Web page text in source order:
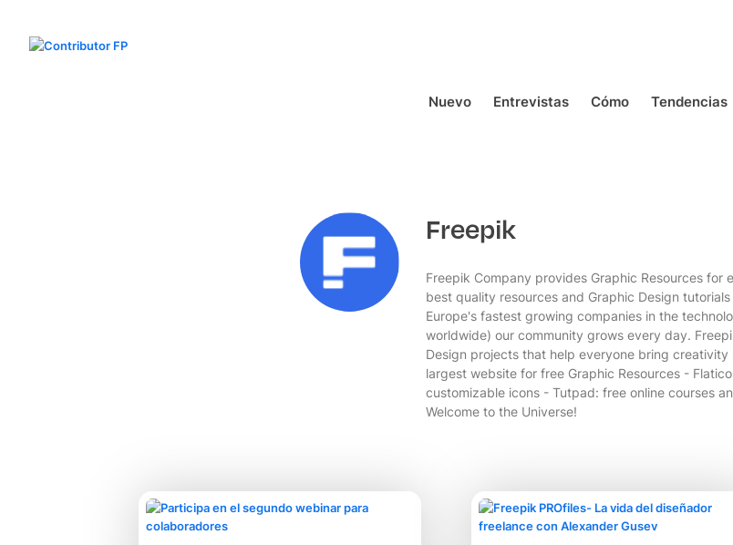
Nuevo Entrevistas Cómo Tendencias
Freepik
Freepik Company provides Graphic Resources for
best quality resources and Graphic Design
Europe's fastest growing companies in the
worldwide) our community grows every day.
Design projects that help everyone bring
largest website for free Graphic Resources -
customizable icons - Tutpad: free online courses
Welcome to the Universe!